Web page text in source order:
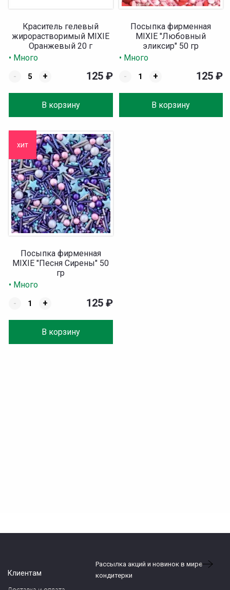
Краситель гелевый
жирорастворимый MIXIE
Оранжевый 20 г
• Много
-
+
В корзину
125 ₽
Посыпка фирменная
MIXIE "Любовный
эликсир" 50 гр
• Много
-
+
В корзину
125 ₽
хит
Посыпка фирменная
MIXIE "Песня Сирены" 50
гр
• Много
-
+
В корзину
125 ₽
Клиентам
Рассылка акций и новинок в мире
кондитерки